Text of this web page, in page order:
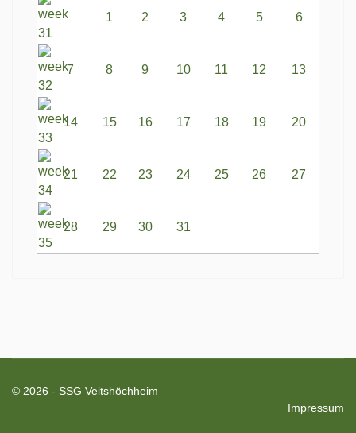
1 2 3 4 5 6
7 8 9 10 11 12 13
14 15 16 17 18 19 20
21 22 23 24 25 26 27
28 29 30 31
© 2026 - SSG Veitshöchheim
Impressum